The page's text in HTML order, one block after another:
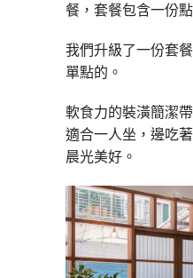
餐，套餐包含一份
我們升級了一份套
單點的。
軟食力的裝潢簡潔
適合一人坐，邊吃
晨光美好。